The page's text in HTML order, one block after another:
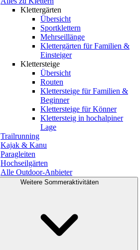
Klettergärten
Übersicht
Sportklettern
Mehrseillänge
Klettergärten für Familien &
Einsteiger
Klettersteige
Übersicht
Routen
Klettersteige für Familien &
Beginner
Klettersteige für Könner
Klettersteig in hochalpiner
Lage
Trailrunning
Kajak & Kanu
Paragleiten
Hochseilgärten
Alle Outdoor-Anbieter
Weitere Sommeraktivitäten